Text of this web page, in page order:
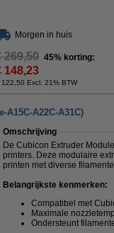
Morgen in huis
269,50 45% korting:
148,23
122,50 Excl. 21% BTW
A22C-A31C)
Omschrijving
De Cubicon Extruder
printers. Deze modulaire
printen met diverse
Belangrijkste kenmerken:
Compatibel met
Maximale
Ondersteunt